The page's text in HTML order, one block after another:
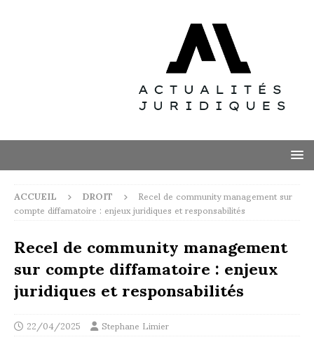
ACCUEIL DROIT Recel de community management sur
compte diffamatoire : enjeux juridiques et responsabilités
Recel de community management
sur compte diffamatoire : enjeux
juridiques et responsabilités
22/04/2025 Stephane Limier